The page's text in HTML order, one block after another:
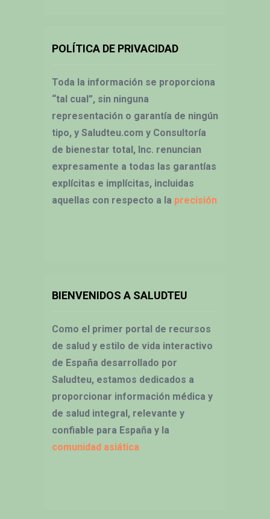
POLÍTICA DE PRIVACIDAD
Toda la información se proporciona
“tal cual”, sin ninguna
representación o garantía de ningún
tipo, y Saludteu.com y Consultoría
de bienestar total, Inc. renuncian
expresamente a todas las garantías
explícitas e implícitas, incluidas
aquellas con respecto a la precisión
BIENVENIDOS A SALUDTEU
Como el primer portal de recursos
de salud y estilo de vida interactivo
de España desarrollado por
Saludteu, estamos dedicados a
proporcionar información médica y
de salud integral, relevante y
confiable para España y la
comunidad asiática